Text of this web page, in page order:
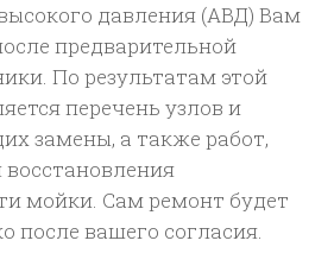
давления (АВД) Вам
предварительной
По результатам этой
перечень узлов и
замены, а также работ,
мойки. Сам ремонт будет
после вашего согласия.